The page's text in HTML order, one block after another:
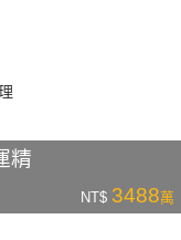
精
NT$ 3488萬